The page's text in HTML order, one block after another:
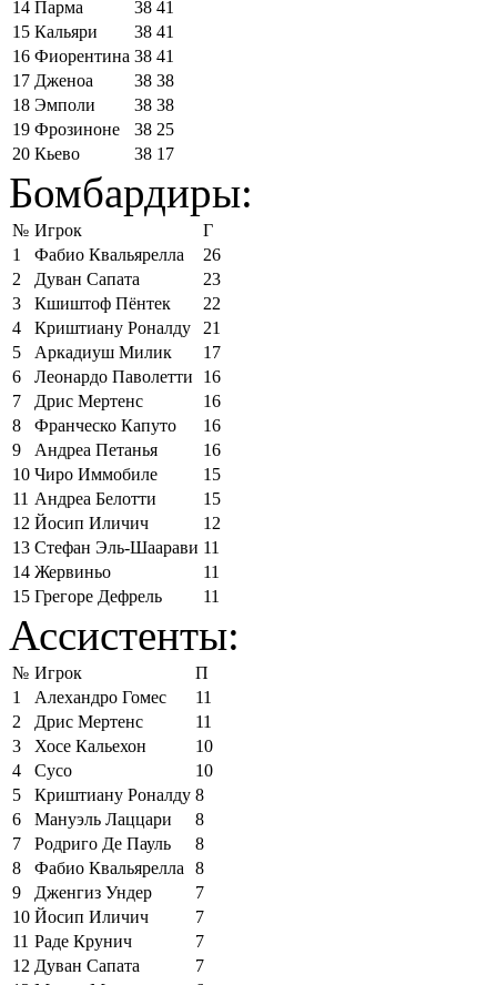
14 Парма 38 41
15 Кальяри 38 41
16 Фиорентина 38 41
17 Дженоа 38 38
18 Эмполи 38 38
19 Фрозиноне 38 25
20 Кьево 38 17
Бомбардиры:
№ Игрок
Г
1
Фабио Квальярелла
26
2
Дуван Сапата
23
3
Кшиштоф Пёнтек
22
4
Криштиану Роналду
21
5
Аркадиуш Милик
17
6
Леонардо Паволетти
16
7
Дрис Мертенс
16
8
Франческо Капуто
16
9
Андреа Петанья
16
10 Чиро Иммобиле
15
11 Андреа Белотти
15
12 Йосип Иличич
12
13 Стефан Эль-Шаарави 11
14 Жервиньо
11
15 Грегоре Дефрель 11
Ассистенты:
№ Игрок
П
1
Алехандро Гомес
11
2
Дрис Мертенс
11
3
Хосе Кальехон
10
4
Сусо
10
5
Криштиану Роналду 8
6
Мануэль Лаццари
8
7
Родриго Де Пауль
8
8
Фабио Квальярелла
8
9
Дженгиз Ундер
7
10 Йосип Иличич
7
11 Раде Крунич
7
12 Дуван Сапата
7